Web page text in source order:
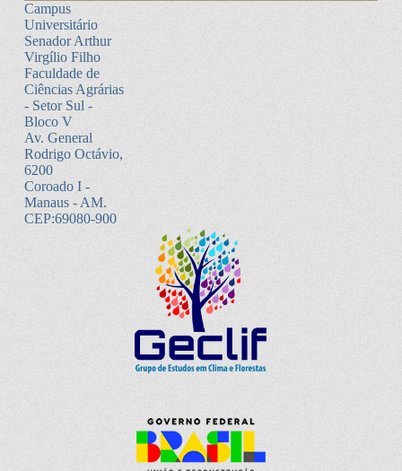
Campus
Universitário
Senador Arthur
Virgílio Filho
Faculdade de
Ciências Agrárias
- Setor Sul -
Bloco V
Av. General
Rodrigo Octávio,
6200
Coroado I -
Manaus - AM.
CEP:69080-900